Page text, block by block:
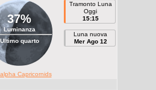
37%
Luminanza
Ultimo quarto
Tramonto Luna
Oggi
15:15
Luna nuova
Mer Ago 12
alpha Capricornids